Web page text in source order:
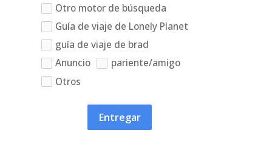
Otro motor de búsqueda
Guía de viaje de Lonely Planet
guía de viaje de brad
Anuncio
pariente/amigo
Otros
Entregar